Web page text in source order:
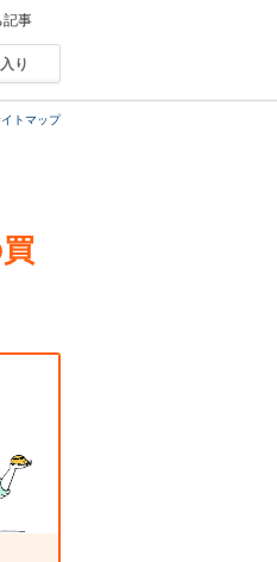
記事
り
トマップ